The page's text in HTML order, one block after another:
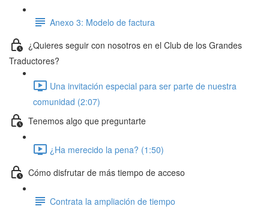
Anexo 3: Modelo de factura
¿Quieres seguir con nosotros en el Club de los Grandes
Traductores?
Una invitación especial para ser parte de nuestra
comunidad (2:07)
Tenemos algo que preguntarte
¿Ha merecido la pena? (1:50)
Cómo disfrutar de más tiempo de acceso
Contrata la ampliación de tiempo